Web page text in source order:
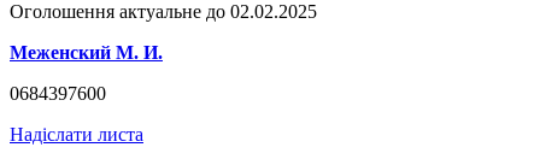
Оголошення актуальне до 02.02.2025
Меженский М. И.
0684397600
Надіслати листа